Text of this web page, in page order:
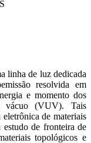
linha de luz dedicada
resolvida em
e momento dos
vácuo (VUV). Tais
de materiais
estudo de fronteira de
topológicos e